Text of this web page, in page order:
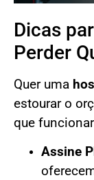
Dicas
Perder
Quer uma
estourar o
que
Assine